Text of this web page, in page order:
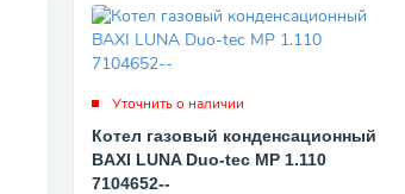
Уточнить о наличии
Котел газовый конденсационный
BAXI LUNA Duo-tec MP 1.110
7104652--